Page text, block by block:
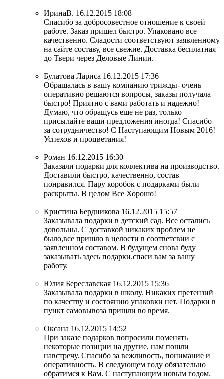
ИринаВ. 16.12.2015 18:08
Спасибо за добросовестное отношение к своей
работе. Заказ пришел быстро. Упаковано все
качественно. Сладости соответствуют заявленному
на сайте составу, все свежие. Доставка бесплатная
до Твери через Деловые Линии.
Булатова Лариса 16.12.2015 17:36
Обращалась в вашу компанию трижды- очень
оперативно решаются вопросы, заказы получала
быстро! Приятно с вами работать и надежно!
Думаю, что обращусь еще не раз, только
присылайте ваши предложения иногда! Спасибо
за сотрудничество! С Наступающим Новым 2016!
Успехов и процветания!
Роман 16.12.2015 16:30
Заказали подарки для коллектива на производство.
Доставили быстро, качественно, состав
понравился. Пару коробок с подарками были
раскрыты. В целом Все Хорошо!
Кристина Бердникова 16.12.2015 15:57
Заказывала подарки в детский сад. Все остались
довольны. С доставкой никаких проблем не
было,все пришло в целости в соответсвии с
заявленном составом. В будущем снова буду
заказывать здесь подарки.спаси вам за вашу
работу.
Юлия Береславская 16.12.2015 15:36
Заказывала подарки в школу. Никаких претензий
по качеству и состоянию упаковки нет. Подарки в
пункт самовывоза пришли во время.
Оксана 16.12.2015 14:52
При заказе подарков попросили поменять
некоторые позиции на другие, нам пошли
навстречу. Спасибо за вежливость, понимание и
оперативность. В следующем году обязательно
обратимся к Вам. С наступающим новым годом.